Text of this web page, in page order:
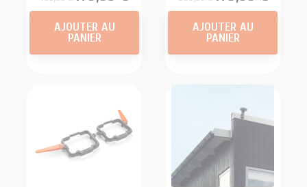
AJOUTER AU
PANIER
AJOUTER AU
PANIER